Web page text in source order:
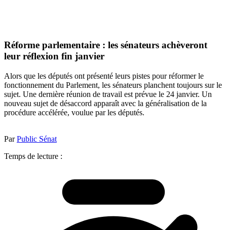
Réforme parlementaire : les sénateurs achèveront
leur réflexion fin janvier
Alors que les députés ont présenté leurs pistes pour réformer le
fonctionnement du Parlement, les sénateurs planchent toujours sur le
sujet. Une dernière réunion de travail est prévue le 24 janvier. Un
nouveau sujet de désaccord apparaît avec la généralisation de la
procédure accélérée, voulue par les députés.
ParPublic Sénat
Temps de lecture :